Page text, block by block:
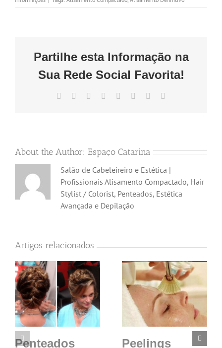
Partilhe esta Informação na
Sua Rede Social Favorita!
Facebook Reddit LinkedIn
TumblrPinterest
About the Author: Espaço Catarina
Salão de Cabeleireiro e Estética |
Profissionais Alisamento Compactado, Hair
Stylist / Colorist, Penteados, Estética
Avançada e Depilação
Artigos relacionados
Penteados
Peelings